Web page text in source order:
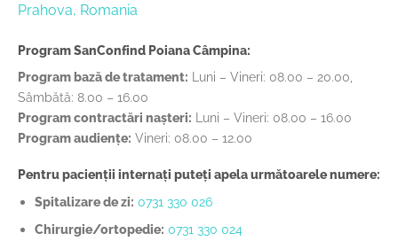
Prahova, Romania
Program SanConfind Poiana Câmpina:
Program bază de tratament: Luni – Vineri: 08.00 – 20.00,
Sâmbătă: 8.00 – 16.00
Program contractări nașteri: Luni – Vineri: 08.00 – 16.00
Program audiențe: Vineri: 08.00 – 12.00
Pentru pacienții internați puteți apela următoarele numere:
Spitalizare de zi: 0731 330 026
Chirurgie/ortopedie: 0731 330 024